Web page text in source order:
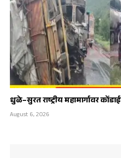
धुळे–सुरत राष्ट्रीय महामार्गावर
August 6, 2026